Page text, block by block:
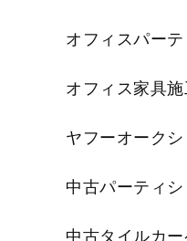
オフィスパー
オフィス家具
ヤフーオー
中古パーティ
中古タイルカ